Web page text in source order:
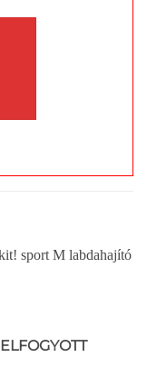
ELFOGYOTT